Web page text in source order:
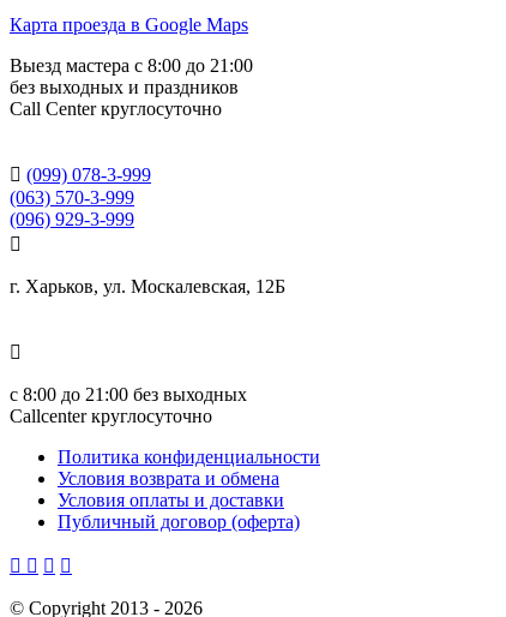
Карта проезда в Google Maps
Выезд мастера с 8:00 до 21:00
без выходных и праздников
Сall Сenter круглосуточно
 (099) 078-3-999
(063) 570-3-999
(096) 929-3-999

г. Харьков, ул. Москалевская, 12Б

с 8:00 до 21:00 без выходных
Callcenter круглосуточно
Политика конфиденциальности
Условия возврата и обмена
Условия оплаты и доставки
Публичный договор (оферта)
   
© Copyright 2013 - 2026